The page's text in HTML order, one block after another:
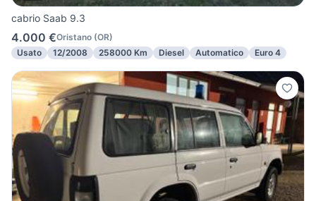
cabrio Saab 9.3
4.000 €Oristano (OR)
Usato
12/2008 258000 Km Diesel Automatico Euro 4